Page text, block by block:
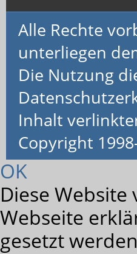
Alle Rechte
unterliegen
Die Nutzung
Inhalt
Copyright
OK
Diese
Webseite
gesetzt